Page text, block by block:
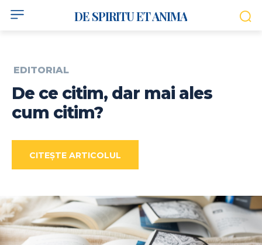
DE SPIRITU ET ANIMA
EDITORIAL
De ce citim, dar mai ales
cum citim?
CITEȘTE ARTICOLUL